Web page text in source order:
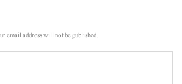
email address will not be published.